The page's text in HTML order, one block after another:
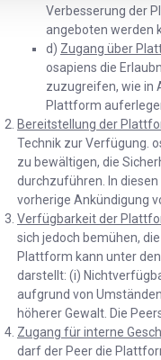
Verbesserung der
angeboten werden
d) Zugang über
osapiens die
zuzugreifen, wie in
Plattform
Bereitstellung der
Technik zur Verfügung.
zu bewältigen, die
durchzuführen. In
vorherige Ankündigung
Verfügbarkeit der
sich jedoch bemühen,
Plattform kann unter
darstellt: (i)
aufgrund von
höherer Gewalt. Die
Zugang für interne
darf der Peer die